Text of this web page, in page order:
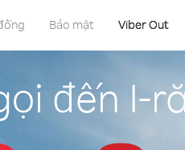
Bảo mật Viber Out
đến I-